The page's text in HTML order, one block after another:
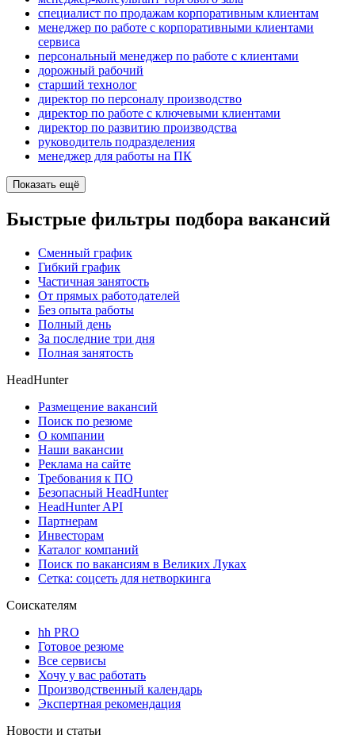
специалист по продажам корпоративным клиентам
менеджер по работе с корпоративными клиентами
сервиса
персональный менеджер по работе с клиентами
дорожный рабочий
старший технолог
директор по персоналу производство
директор по работе с ключевыми клиентами
директор по развитию производства
руководитель подразделения
менеджер для работы на ПК
Показать ещё
Быстрые фильтры подбора вакансий
Сменный график
Гибкий график
Частичная занятость
От прямых работодателей
Без опыта работы
Полный день
За последние три дня
Полная занятость
HeadHunter
Размещение вакансий
Поиск по резюме
О компании
Наши вакансии
Реклама на сайте
Требования к ПО
Безопасный HeadHunter
HeadHunter API
Партнерам
Инвесторам
Каталог компаний
Поиск по вакансиям в Великих Луках
Сетка: соцсеть для нетворкинга
Соискателям
hh PRO
Готовое резюме
Все сервисы
Хочу у вас работать
Производственный календарь
Экспертная рекомендация
Новости и статьи